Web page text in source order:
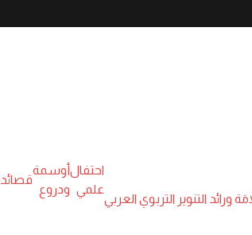
ورائد التنوير التربوي العربي
احتفال
علمي
أوسمة
ودروع
قصائد
Nothing found